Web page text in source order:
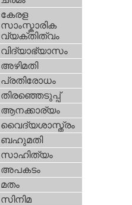
കേരള
സാംസ്കാരിക
വ്യക്തിത്വം
വിദ്യാഭ്യാസം
അഴിമതി
പ്രതിരോധം
തിരഞ്ഞെടുപ്പ്
ആനക്കാര്യം
വൈദ്യശാസ്ത്രം
ബഹുമതി
സാഹിത്യം
അപകടം
മതം
സിനിമ